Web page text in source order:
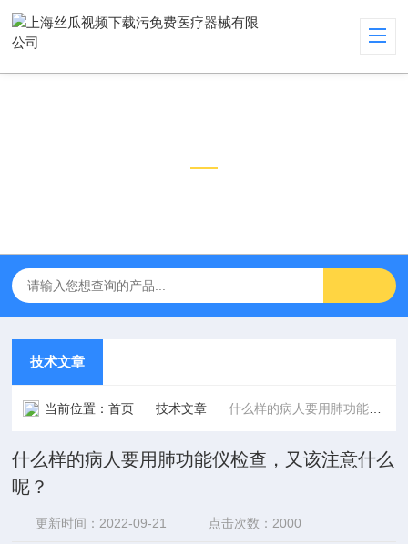
技术文章
当前位置：首页 技术文章 什么样的病人要用肺功能仪检查，又该注意什么呢？
什么样的病人要用肺功能仪检查，又该注意什么
呢？
更新时间：2022-09-21 点击次数：2000